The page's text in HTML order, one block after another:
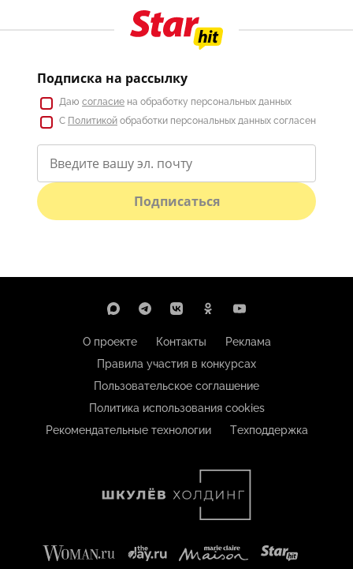
Подписка на рассылку
Даю согласие на обработку персональных данных
С Политикой обработки персональных данных согласен
Подписаться
О проекте Контакты
Реклама
Правила участия в конкурсах
Пользовательское соглашение
Политика использования cookies
Рекомендательные технологии
Техподдержка